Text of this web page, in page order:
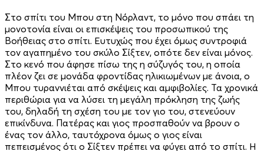
Στο σπίτι του Μπου στη Νόρλαντ, το μόνο που σπάει τη
μονοτονία είναι οι επισκέψεις του προσωπικού της
Βοήθειας στο σπίτι. Ευτυχώς που έχει όμως συντροφιά
τον αγαπημένο του σκύλο Σίξτεν, οπότε δεν είναι μόνος.
Στο κενό που άφησε πίσω της η σύζυγός του, η οποία
πλέον ζει σε μονάδα φροντίδας ηλικιωμένων με άνοια, ο
Μπου τυραννιέται από σκέψεις και αμφιβολίες. Τα χρονικά
περιθώρια για να λύσει τη μεγάλη πρόκληση της ζωής
του, δηλαδή τη σχέση του με τον γιο του, στενεύουν
επικίνδυνα. Πατέρας και γιος προσπαθούν να βρουν ο
ένας τον άλλο, ταυτόχρονα όμως ο γιος είναι
πεπεισμένος ότι ο Σίξτεν πρέπει να φύγει από το σπίτι. Η